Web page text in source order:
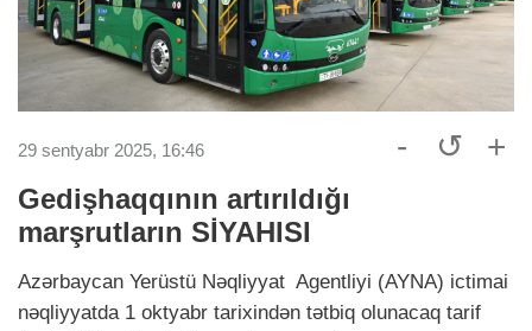
29 sentyabr 2025, 16:46 - ↺ +
Gedişhaqqının artırıldığı
marşrutların SİYAHISI
Azərbaycan Yerüstü Nəqliyyat Agentliyi (AYNA) ictimai
nəqliyyatda 1 oktyabr tarixindən tətbiq olunacaq tarif